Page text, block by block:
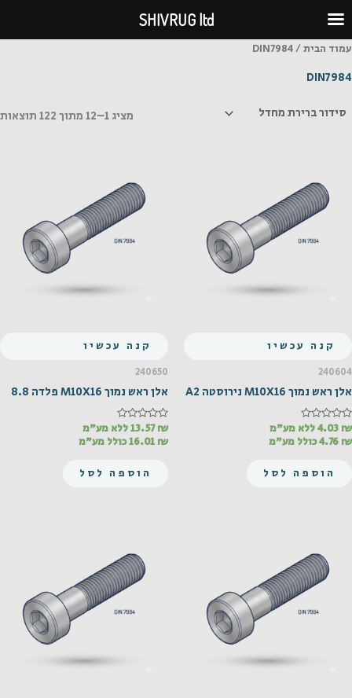
לתוכן
עמוד הבית/ DIN7984
DIN7984
מציג 1–12 מתוך 122 תוצאות
קנה עכשיו
240604
אלן ראש נמוך M10X16 נירוסטה A2
דורג
מתוך
4.03 ₪
ללא מע"מ
4.76 ₪ כולל מע"מ
הוספה לסל
קנה עכשיו
240650
אלן ראש נמוך M10X16 פלדה 8.8
דורג
מתוך
13.57₪
ללא מע"מ
16.01 ₪ כולל מע"מ
הוספה לסל
SHIVRUG ltd